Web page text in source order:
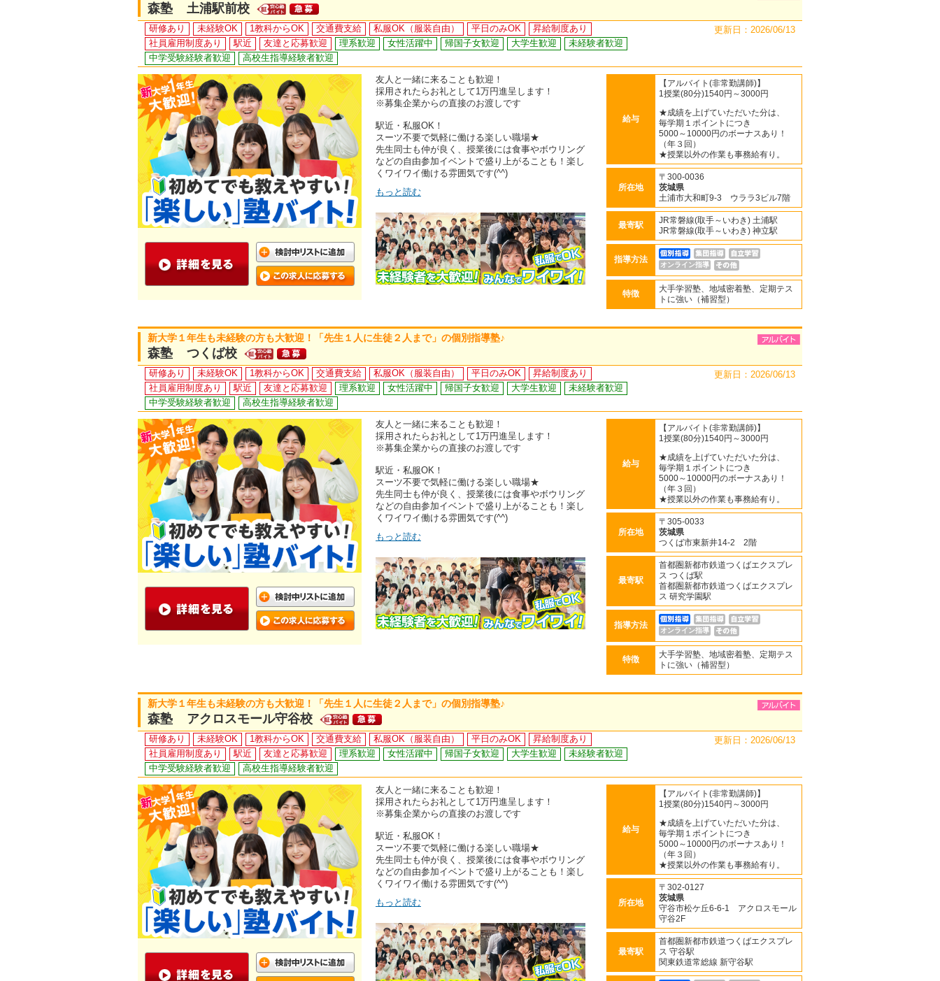
森塾 土浦駅前校
研修あり 未経験OK 1教科からOK 交通費支給 私服OK（服装自由） 平日のみOK
昇給制度あり
社員雇用制度あり
駅近 友達と応募歓迎 理系歓迎 女性活躍中 帰国子女歓迎 大学生歓迎
未経験者歓迎
中学受験経験者歓迎
高校生指導経験者歓迎
更新日：2026/06/13
友人と一緒に来ることも歓迎！
採用されたらお礼として1万円進呈します！
※募集企業からの直接のお渡しです
駅近・私服OK！
スーツ不要で気軽に働ける楽しい職場★
先生同士も仲が良く、授業後には食事やボウリング
などの自由参加イベントで盛り上がることも！楽し
くワイワイ働ける雰囲気です(^^)
もっと読む
給与
【アルバイト(非常勤講師)】
1授業(80分)1540円～3000円
★成績を上げていただいた分は、
毎学期１ポイントにつき
5000～10000円のボーナスあり！
（年３回）
★授業以外の作業も事務給有り。
所在地
〒300-0036
茨城県
土浦市大和町9-3 ウララ3ビル7階
最寄駅
JR常磐線(取手～いわき) 土浦駅
JR常磐線(取手～いわき) 神立駅
指導方法
オンライン指導
特徴
大手学習塾、地域密着塾、定期テス
トに強い（補習型）
新大学１年生も未経験の方も大歓迎！「先生１人に生徒２人まで」の個別指導塾♪
森塾 つくば校
研修あり 未経験OK 1教科からOK 交通費支給 私服OK（服装自由） 平日のみOK
昇給制度あり
社員雇用制度あり
駅近 友達と応募歓迎 理系歓迎 女性活躍中 帰国子女歓迎 大学生歓迎
未経験者歓迎
中学受験経験者歓迎
高校生指導経験者歓迎
更新日：2026/06/13
友人と一緒に来ることも歓迎！
採用されたらお礼として1万円進呈します！
※募集企業からの直接のお渡しです
駅近・私服OK！
スーツ不要で気軽に働ける楽しい職場★
先生同士も仲が良く、授業後には食事やボウリング
などの自由参加イベントで盛り上がることも！楽し
くワイワイ働ける雰囲気です(^^)
もっと読む
給与
【アルバイト(非常勤講師)】
1授業(80分)1540円～3000円
★成績を上げていただいた分は、
毎学期１ポイントにつき
5000～10000円のボーナスあり！
（年３回）
★授業以外の作業も事務給有り。
所在地
〒305-0033
茨城県
つくば市東新井14-2 2階
最寄駅
首都圏新都市鉄道つくばエクスプレ
ス つくば駅
首都圏新都市鉄道つくばエクスプレ
ス 研究学園駅
指導方法
オンライン指導
特徴
大手学習塾、地域密着塾、定期テス
トに強い（補習型）
新大学１年生も未経験の方も大歓迎！「先生１人に生徒２人まで」の個別指導塾♪
森塾 アクロスモール守谷校
研修あり 未経験OK 1教科からOK 交通費支給 私服OK（服装自由） 平日のみOK
昇給制度あり
社員雇用制度あり
駅近 友達と応募歓迎 理系歓迎 女性活躍中 帰国子女歓迎 大学生歓迎
未経験者歓迎
中学受験経験者歓迎
高校生指導経験者歓迎
更新日：2026/06/13
友人と一緒に来ることも歓迎！
採用されたらお礼として1万円進呈します！
※募集企業からの直接のお渡しです
駅近・私服OK！
スーツ不要で気軽に働ける楽しい職場★
先生同士も仲が良く、授業後には食事やボウリング
などの自由参加イベントで盛り上がることも！楽し
くワイワイ働ける雰囲気です(^^)
もっと読む
給与
【アルバイト(非常勤講師)】
1授業(80分)1540円～3000円
★成績を上げていただいた分は、
毎学期１ポイントにつき
5000～10000円のボーナスあり！
（年３回）
★授業以外の作業も事務給有り。
所在地
〒302-0127
茨城県
守谷市松ケ丘6-6-1 アクロスモール
守谷2F
最寄駅
首都圏新都市鉄道つくばエクスプレ
ス 守谷駅
関東鉄道常総線 新守谷駅